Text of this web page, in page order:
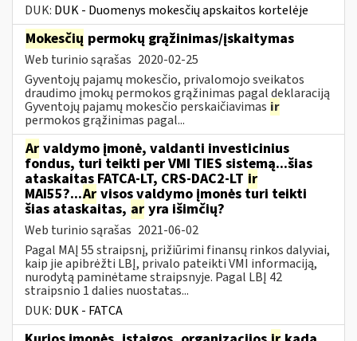
DUK: DUK - Duomenys mokesčių apskaitos kortelėje
Mokesčių permokų grąžinimas/įskaitymas
Web turinio sąrašas 2020-02-25
Gyventojų pajamų mokesčio, privalomojo sveikatos
draudimo įmokų permokos grąžinimas pagal deklaraciją
Gyventojų pajamų mokesčio perskaičiavimas ir
permokos grąžinimas pagal...
Ar valdymo įmonė, valdanti investicinius
fondus, turi teikti per VMI TIES sistemą...šias
ataskaitas FATCA-LT, CRS-DAC2-LT ir
MAI55?...Ar visos valdymo įmonės turi teikti
šias ataskaitas, ar yra išimčių?
Web turinio sąrašas 2021-06-02
Pagal MAĮ 55 straipsnį, prižiūrimi finansų rinkos dalyviai,
kaip jie apibrėžti LBĮ, privalo pateikti VMI informaciją,
nurodytą paminėtame straipsnyje. Pagal LBĮ 42
straipsnio 1 dalies nuostatas...
DUK: DUK - FATCA